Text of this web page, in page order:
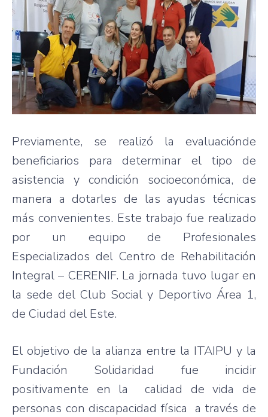
Previamente, se realizó la evaluaciónde
beneficiarios para determinar el tipo de
asistencia y condición socioeconómica, de
manera a dotarles de las ayudas técnicas
más convenientes. Este trabajo fue realizado
por un equipo de Profesionales
Especializados del Centro de Rehabilitación
Integral – CERENIF. La jornada tuvo lugar en
la sede del Club Social y Deportivo Área 1,
de Ciudad del Este.
El objetivo de la alianza entre la ITAIPU y la
Fundación Solidaridad fue incidir
positivamente en la calidad de vida de
personas con discapacidad física a través de